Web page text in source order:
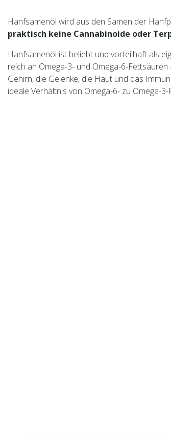
Hanfsamenöl wird aus den Samen der
praktisch keine Cannabinoide oder
Hanfsamenöl ist beliebt und vorteilhaft als
reich an Omega-3- und Omega-6-
Gehirn, die Gelenke, die Haut und das
ideale Verhältnis von Omega-6- zu Omega-